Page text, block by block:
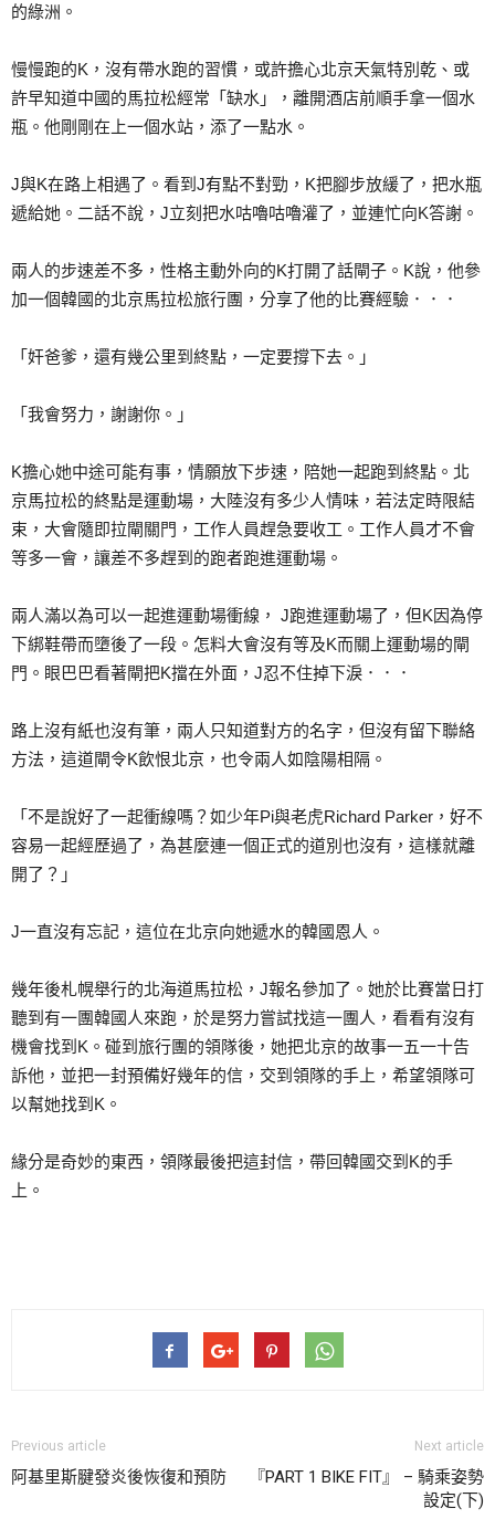
的綠洲。
慢慢跑的K，沒有帶水跑的習慣，或許擔心北京天氣特別乾、或
許早知道中國的馬拉松經常「缺水」，離開酒店前順手拿一個水
瓶。他剛剛在上一個水站，添了一點水。
J與K在路上相遇了。看到J有點不對勁，K把腳步放緩了，把水瓶
遞給她。二話不說，J立刻把水咕嚕咕嚕灌了，並連忙向K答謝。
兩人的步速差不多，性格主動外向的K打開了話閘子。K說，他參
加一個韓國的北京馬拉松旅行團，分享了他的比賽經驗．．．
「奸爸爹，還有幾公里到終點，一定要撐下去。」
「我會努力，謝謝你。」
K擔心她中途可能有事，情願放下步速，陪她一起跑到終點。北
京馬拉松的終點是運動場，大陸沒有多少人情味，若法定時限結
束，大會隨即拉閘關門，工作人員趕急要收工。工作人員才不會
等多一會，讓差不多趕到的跑者跑進運動場。
兩人滿以為可以一起進運動場衝線， J跑進運動場了，但K因為停
下綁鞋帶而墮後了一段。怎料大會沒有等及K而關上運動場的閘
門。眼巴巴看著閘把K擋在外面，J忍不住掉下淚．．．
路上沒有紙也沒有筆，兩人只知道對方的名字，但沒有留下聯絡
方法，這道閘令K飲恨北京，也令兩人如陰陽相隔。
「不是說好了一起衝線嗎？如少年Pi與老虎Richard Parker，好不
容易一起經歷過了，為甚麼連一個正式的道別也沒有，這樣就離
開了？」
J一直沒有忘記，這位在北京向她遞水的韓國恩人。
幾年後札幌舉行的北海道馬拉松，J報名參加了。她於比賽當日打
聽到有一團韓國人來跑，於是努力嘗試找這一團人，看看有沒有
機會找到K。碰到旅行團的領隊後，她把北京的故事一五一十告
訴他，並把一封預備好幾年的信，交到領隊的手上，希望領隊可
以幫她找到K。
緣分是奇妙的東西，領隊最後把這封信，帶回韓國交到K的手
上。
Previous article
阿基里斯腱發炎後恢復和預防
Next article
『PART 1 BIKE FIT』 – 騎乘姿勢
設定(下)